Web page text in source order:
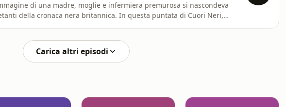
di una madre, moglie e infermiera premurosa si nascondeva
della cronaca nera britannica. In questa puntata di Cuori Neri,
Carica altri episodi